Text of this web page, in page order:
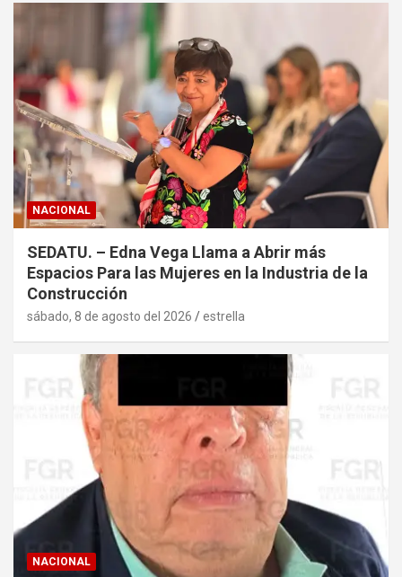
NACIONAL
SEDATU. – Edna Vega Llama a Abrir más
Espacios Para las Mujeres en la Industria de la
Construcción
sábado, 8 de agosto del 2026 estrella
NACIONAL